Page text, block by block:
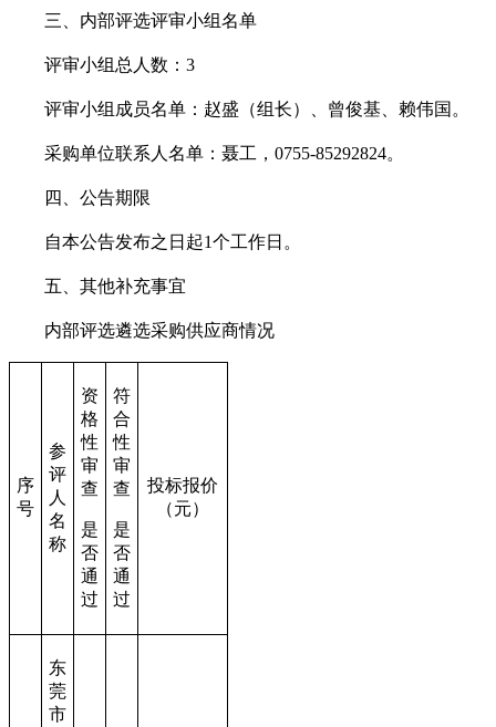
三、内部评选评审小组名单
评审小组总人数：3
评审小组成员名单：赵盛（组长）、曾俊基、赖伟国。
采购单位联系人名单：聂工，0755-85292824。
四、公告期限
自本公告发布之日起1个工作日。
五、其他补充事宜
内部评选遴选采购供应商情况
序
号
参
评
人
名
称
资
格
性
审
查
是
否
通
过
符
合
性
审
查
是
否
通
过
投标报价
（元）
东
莞
市